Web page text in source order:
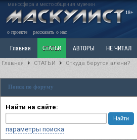
маносфера и место общения мужчин
18+
о проекте рассказать о нас
Главная СТАТЬИ АВТОРЫ НЕ ЧИТАЛ
Ветка: Расстаюсь или Развожусь. САНЧАС
РАЗДЕЛ: Разное
Главная СТАТЬИ Откуда берутся алени?
Поиск по форуму
Найти на сайте:
параметры поиска